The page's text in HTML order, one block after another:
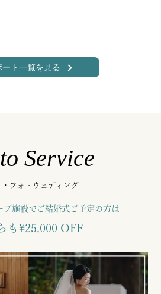
ート一覧を見る
Service
・フォトウェディング
ブ施設でご結婚式ご予定の方は
も¥25,000 OFF